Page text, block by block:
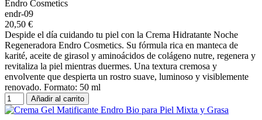
Endro Cosmetics
endr-09
20,50 €
Despide el día cuidando tu piel con la Crema Hidratante Noche
Regeneradora Endro Cosmetics. Su fórmula rica en manteca de
karité, aceite de girasol y aminoácidos de colágeno nutre, regenera y
revitaliza la piel mientras duermes. Una textura cremosa y
envolvente que despierta un rostro suave, luminoso y visiblemente
renovado. Formato: 50 ml
Añadir al carrito